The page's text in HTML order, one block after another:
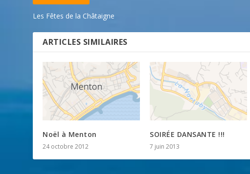
Les Fêtes de la Châtaigne
ARTICLES SIMILAIRES
Noël à Menton
24 octobre 2012
SOIRÉE DANSANTE !!!
7 juin 2013